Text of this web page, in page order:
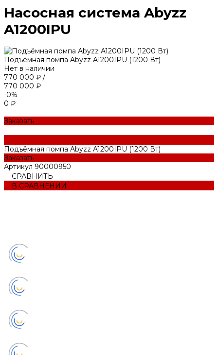
Насосная система Abyzz
A1200IPU
Подъёмная помпа Abyzz A1200IPU (1200 Вт)
Нет в наличии
770 000 ₽ /
770 000 ₽
-0%
0 ₽
Заказать
Подъёмная помпа Abyzz A1200IPU (1200 Вт)
Заказать
Артикул 90000950
СРАВНИТЬ
В СРАВНЕНИИ